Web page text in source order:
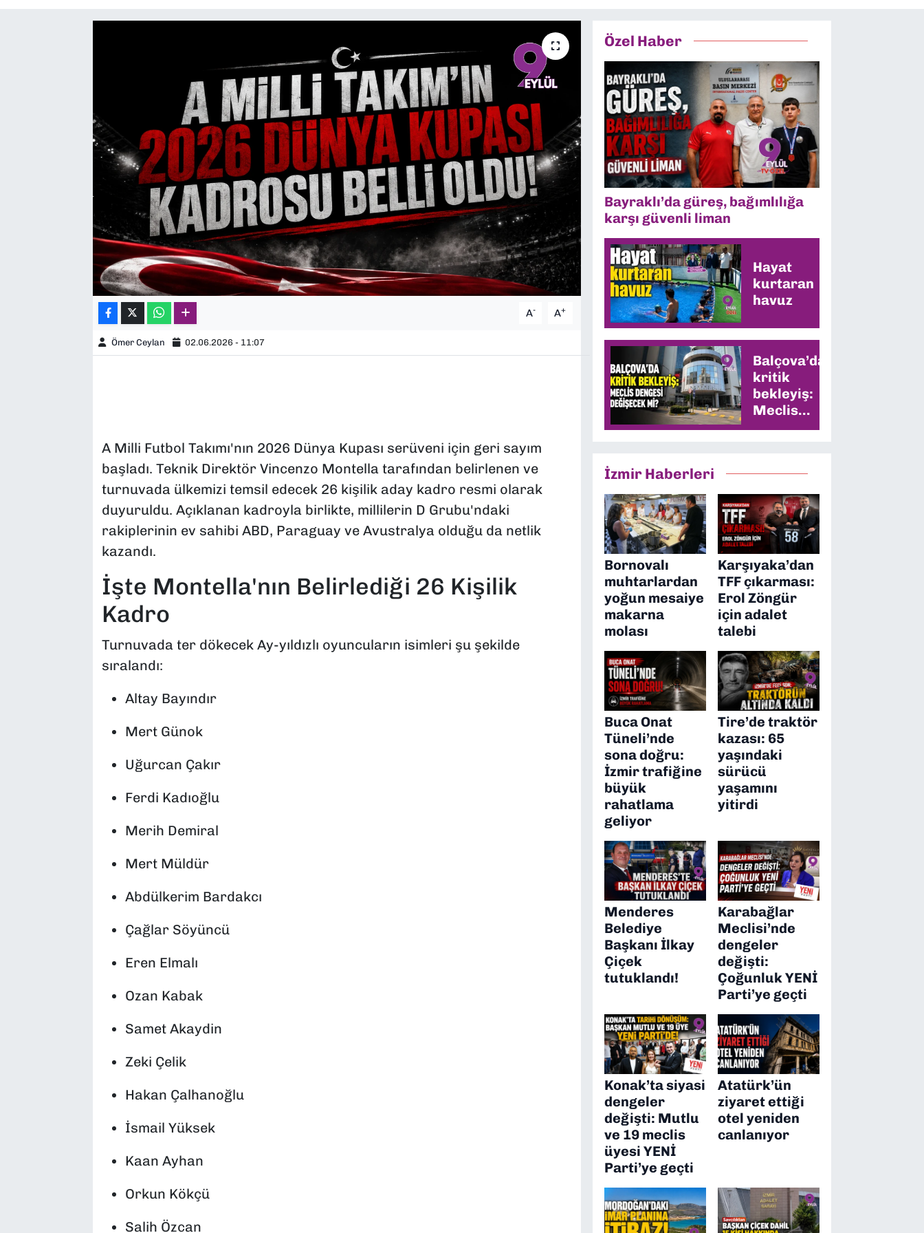
A- A+
Ömer Ceylan 02.06.2026 - 11:07
A Milli Futbol Takımı'nın 2026 Dünya Kupası serüveni için geri sayım
başladı. Teknik Direktör Vincenzo Montella tarafından belirlenen ve
turnuvada ülkemizi temsil edecek 26 kişilik aday kadro resmi olarak
duyuruldu. Açıklanan kadroyla birlikte, millilerin D Grubu'ndaki
rakiplerinin ev sahibi ABD, Paraguay ve Avustralya olduğu da netlik
kazandı.
İşte Montella'nın Belirlediği 26 Kişilik
Kadro
Turnuvada ter dökecek Ay-yıldızlı oyuncuların isimleri şu şekilde
sıralandı:
Altay Bayındır
Mert Günok
Uğurcan Çakır
Ferdi Kadıoğlu
Merih Demiral
Mert Müldür
Abdülkerim Bardakcı
Çağlar Söyüncü
Eren Elmalı
Ozan Kabak
Samet Akaydin
Zeki Çelik
Hakan Çalhanoğlu
İsmail Yüksek
Kaan Ayhan
Orkun Kökçü
Salih Özcan
Özel Haber
Bayraklı’da güreş, bağımlılığa
karşı güvenli liman
Hayat
kurtaran
havuz
Balçova’da
kritik
bekleyiş:
Meclis
dengesi
İzmir Haberleri
Bornovalı
muhtarlardan
yoğun mesaiye
makarna
molası
Karşıyaka’dan
TFF çıkarması:
Erol Zöngür
için adalet
talebi
Buca Onat
Tüneli’nde
sona doğru:
İzmir trafiğine
büyük
rahatlama
geliyor
Tire’de traktör
kazası: 65
yaşındaki
sürücü
yaşamını
yitirdi
Menderes
Belediye
Başkanı İlkay
Çiçek
tutuklandı!
Karabağlar
Meclisi’nde
dengeler
değişti:
Çoğunluk YENİ
Parti’ye geçti
Konak’ta siyasi
dengeler
değişti: Mutlu
ve 19 meclis
üyesi YENİ
Parti’ye geçti
Atatürk’ün
ziyaret ettiği
otel yeniden
canlanıyor
YEREL YÖNETİMLER